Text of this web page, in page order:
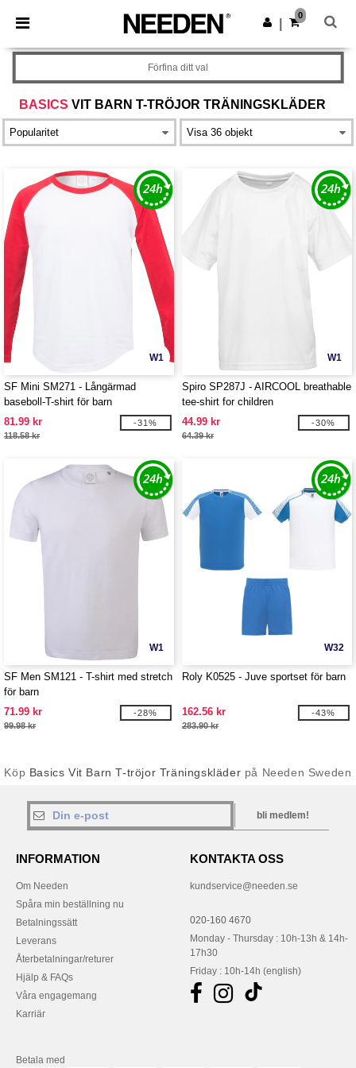
× Needen-app
Bättre priser i appen!
Hämta app
0
BASICS VIT BARN T-TRÖJOR TRÄNINGSKLÄDER
Förfina ditt val
W1
SF Mini SM271 - Långärmad
baseboll-T-shirt för barn
81.99 kr
118.58 kr
-31%
W1
Spiro SP287J - AIRCOOL breathable
tee-shirt for children
44.99 kr
64.39 kr
-30%
W1
SF Men SM121 - T-shirt med stretch
för barn
71.99 kr
99.98 kr
-28%
W32
Roly K0525 - Juve sportset för barn
162.56 kr
283.90 kr
-43%
Köp Basics Vit Barn T-tröjor Träningskläder på Needen Sweden
bli medlem!
INFORMATION
Om Needen
Spåra min beställning nu
Betalningssätt
Leverans
Återbetalningar/returer
Hjälp & FAQs
Våra engagemang
Karriär
KONTAKTA OSS
kundservice@needen.se
020-160 4670
Monday - Thursday : 10h-13h & 14h-
17h30
Friday : 10h-14h (english)
Betala med